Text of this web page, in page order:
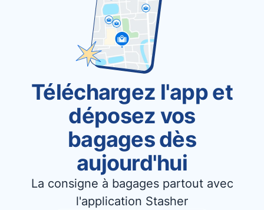
Téléchargez l'app et
déposez vos
bagages dès
aujourd'hui
La consigne à bagages partout avec
l'application Stasher